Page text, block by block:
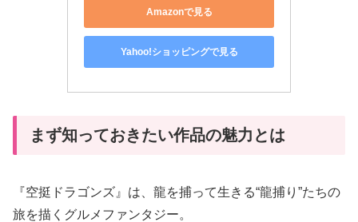
Amazonで見る
Yahoo!ショッピングで見る
まず知っておきたい作品の魅力とは
『空挺ドラゴンズ』は、龍を捕って生きる“龍捕り”たちの
旅を描くグルメファンタジー。